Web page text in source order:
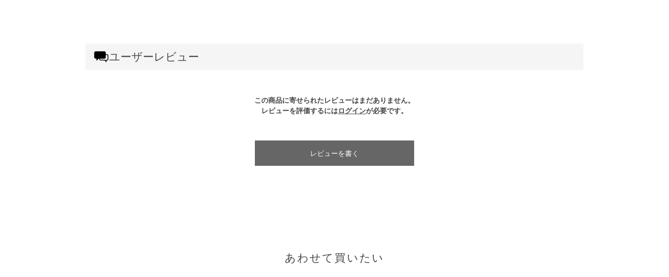
ユーザーレビュー
この商品に寄せられたレビューはまだありません。
レビューを評価するにはログインが必要です。
レビューを書く
あわせて買いたい